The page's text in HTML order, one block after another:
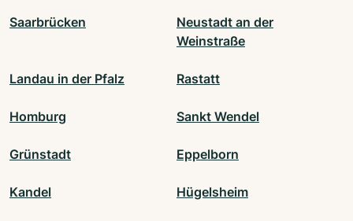
Saarbrücken
Neustadt an der
Weinstraße
Landau in der Pfalz Rastatt
Homburg Sankt Wendel
Grünstadt Eppelborn
Kandel Hügelsheim